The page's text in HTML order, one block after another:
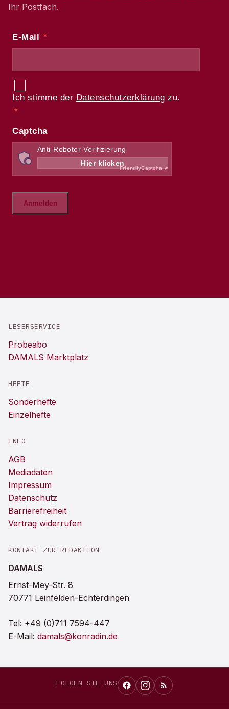
Ihr Postfach.
LESERSERVICE
Probeabo
DAMALS Marktplatz
HEFTE
Sonderhefte
Einzelhefte
INFO
AGB
Mediadaten
Impressum
Datenschutz
Barrierefreiheit
Vertrag widerrufen
KONTAKT ZUR REDAKTION
DAMALS
Ernst-Mey-Str. 8
70771 Leinfelden-Echterdingen
Tel: +49 (0)711 7594-447
E-Mail: damals@konradin.de
FOLGEN SIE UNS